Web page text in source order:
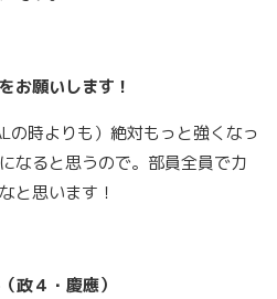
お願いします！
の時よりも）絶対もっと強くなっ
なると思うので。部員全員で力
と思います！
政４・慶應）